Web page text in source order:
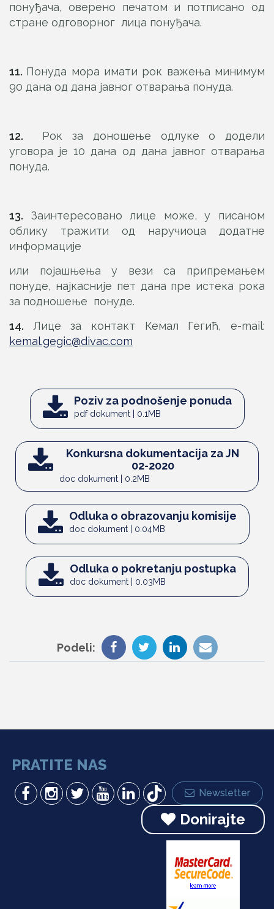
понуђача, оверено печатом и потписано од
стране одговорног лица понуђача.
11. Понуда мора имати рок важења минимум
90 дана од дана јавног отварања понуда.
12. Рок за доношење одлуке о додели
уговора је 10 дана од дана јавног отварања
понуда.
13. Заинтересовано лице може, у писаном
облику тражити од наручиоца додатне
информације
или појашњења у вези са припремањем
понуде, најкасније пет дана пре истека рока
за подношење понуде.
14. Лице за контакт Кемал Гегић, e-mail:
kemal.gegic@divac.com
Poziv za podnošenje ponuda
pdf dokument | 0.1MB
Konkursna dokumentacija za JN
02-2020
doc dokument | 0.2MB
Odluka o obrazovanju komisije
doc dokument | 0.04MB
Odluka o pokretanju postupka
doc dokument | 0.03MB
Podeli:
PRATITE NAS
Newsletter
Donirajte